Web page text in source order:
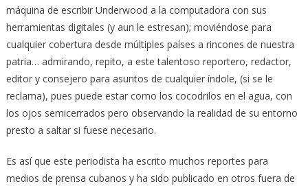
máquina de escribir Underwood a la computadora con sus
herramientas digitales (y aun le estresan); moviéndose para
cualquier cobertura desde múltiples países a rincones de nuestra
patria… admirando, repito, a este talentoso reportero, redactor,
editor y consejero para asuntos de cualquier índole, (si se le
reclama), pues puede estar como los cocodrilos en el agua, con
los ojos semicerrados pero observando la realidad de su entorno
presto a saltar si fuese necesario.
Es así que este periodista ha escrito muchos reportes para
medios de prensa cubanos y ha sido publicado en otros fuera de